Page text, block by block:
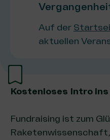
Auf der
aktuellen
Kostenloses Intro
Fundraising ist zum